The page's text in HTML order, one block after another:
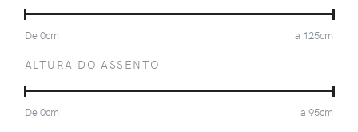
De0cm a 125cm
ALTURA DO ASSENTO
De0cm a 95cm